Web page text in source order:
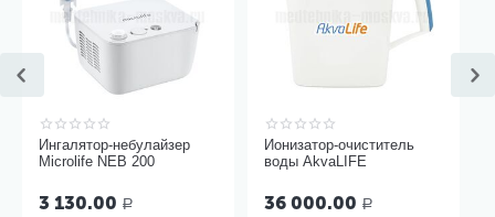
Ингалятор-небулайзер
Microlife NEB 200
3 130.00 Р
Ионизатор-очиститель
воды AkvaLIFE
36 000.00 Р